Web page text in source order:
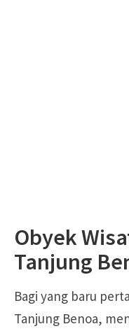
Obyek
Tanjung
Bagi yang baru
Tanjung Benoa,